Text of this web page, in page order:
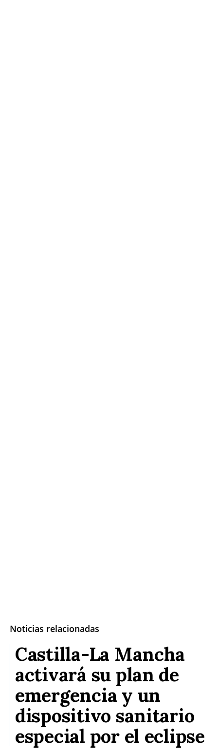
Noticias relacionadas
Castilla-La Mancha
activará su plan de
emergencia y un
dispositivo sanitario
especial por el eclipse